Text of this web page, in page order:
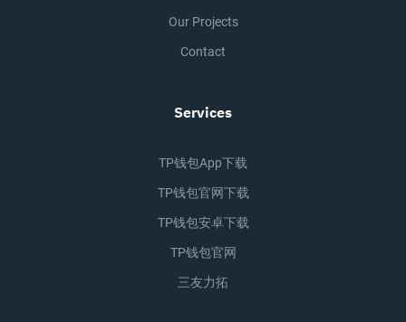
Our Projects
Contact
Services
TP钱包app下载
TP钱包官网下载
TP钱包安卓下载
TP钱包官网
三友力拓